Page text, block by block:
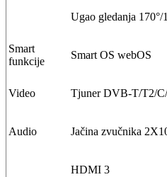
Ugao gledanja 170°/
Smart
funkcije
Smart OS webOS
Video Tjuner DVB-T/T2/
Audio Jačina zvučnika
HDMI 3